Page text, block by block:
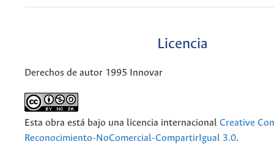
Licencia
Derechos de autor 1995 Innovar
Esta obra está bajo una licencia internacional Creative
Reconocimiento-NoComercial-CompartirIgual 3.0.